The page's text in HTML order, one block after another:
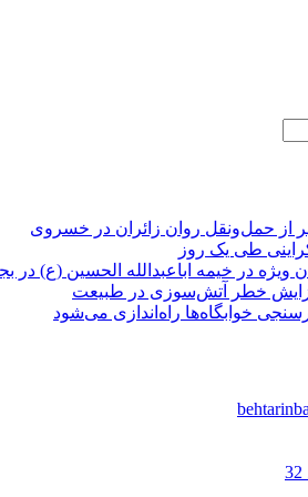
از حمل‌ونقل روان زائران در خسروی
ویژه در خیمه اباعبدالله الحسین (ع) در
خطر آتش‌سوزی در طبیعت
خوابگاه‌ها راه‌اندازی می‌شود